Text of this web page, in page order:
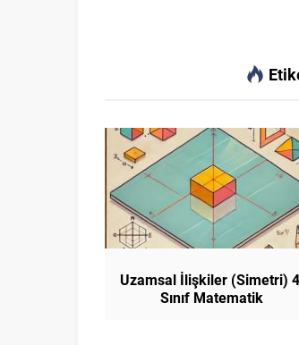
Uzamsal İlişkiler (Simetri)
Sınıf Matematik